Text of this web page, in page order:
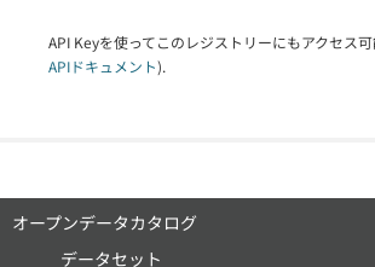
API Keyを使ってこのレジストリーにもアクセス
APIドキュメント).
オープンデータカタログ
データセット